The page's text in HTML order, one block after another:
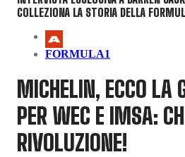
COLLEZIONA LA STORIA DELLA
FORMULA1
MICHELIN, ECCO
PER WEC E IMSA:
RIVOLUZIONE!